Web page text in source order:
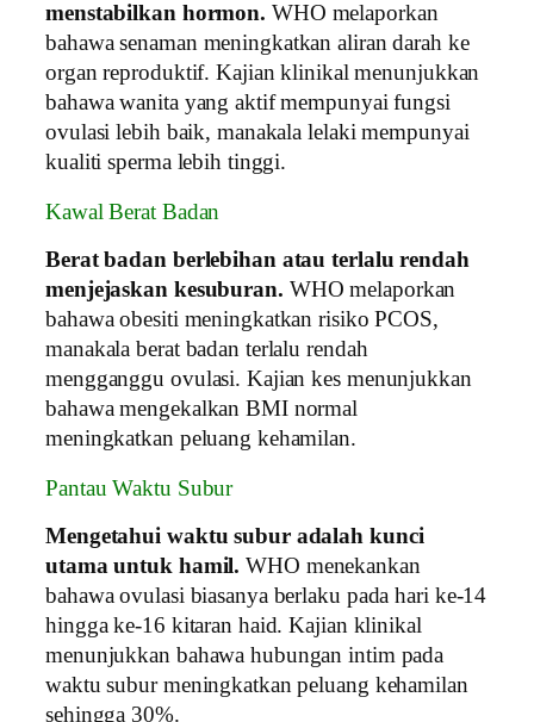
menstabilkan hormon. WHO melaporkan
bahawa senaman meningkatkan aliran darah ke
organ reproduktif. Kajian klinikal menunjukkan
bahawa wanita yang aktif mempunyai fungsi
ovulasi lebih baik, manakala lelaki mempunyai
kualiti sperma lebih tinggi.
Kawal Berat Badan
Berat badan berlebihan atau terlalu rendah
menjejaskan kesuburan. WHO melaporkan
bahawa obesiti meningkatkan risiko PCOS,
manakala berat badan terlalu rendah
mengganggu ovulasi. Kajian kes menunjukkan
bahawa mengekalkan BMI normal
meningkatkan peluang kehamilan.
Pantau Waktu Subur
Mengetahui waktu subur adalah kunci
utama untuk hamil. WHO menekankan
bahawa ovulasi biasanya berlaku pada hari ke-14
hingga ke-16 kitaran haid. Kajian klinikal
menunjukkan bahawa hubungan intim pada
waktu subur meningkatkan peluang kehamilan
sehingga 30%.